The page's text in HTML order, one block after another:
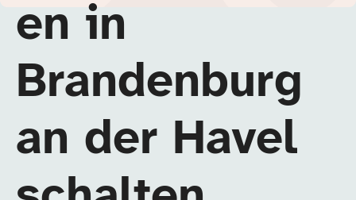
en in
Brandenburg
an der Havel